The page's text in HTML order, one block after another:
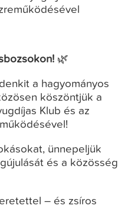
🌿
a hagyományos
köszöntjük a
Klub és az
ünnepeljük
és a közösség
– és zsíros